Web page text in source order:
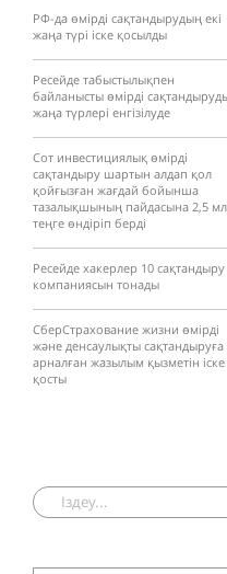
РФ-да өмірді сақтандырудың екі
жаңа түрі іске қосылды
Ресейде табыстылықпен
байланысты өмірді
жаңа түрлері енгізілуде
Сот инвестициялық өмірді
сақтандыру шартын алдап қол
қойғызған жағдай бойынша
тазалықшының пайдасына 2,5
теңге өндіріп берді
Ресейде хакерлер 10 сақтандыру
компаниясын тонады
СберСтрахование жизни өмірді
және денсаулықты сақтандыруға
арналған жазылым қызметін іске
қосты